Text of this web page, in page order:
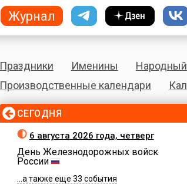
Праздники Именины
Производственные календари
СЕГОДНЯ
6 августа 2026 года, четверг
День Железнодорожных войск
России
...а также еще 33 события
Журнал